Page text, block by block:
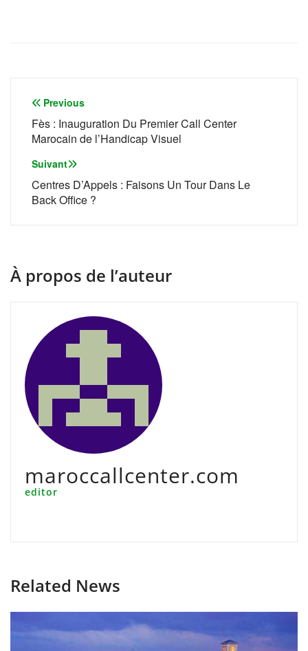
Navigation
de
l’article
Previous
Fès : Inauguration Du Premier Call Center
Marocain de l’Handicap Visuel
Suivant
Centres D’Appels : Faisons Un Tour Dans Le
Back Office ?
À propos de l’auteur
maroccallcenter.com
editor
Related News